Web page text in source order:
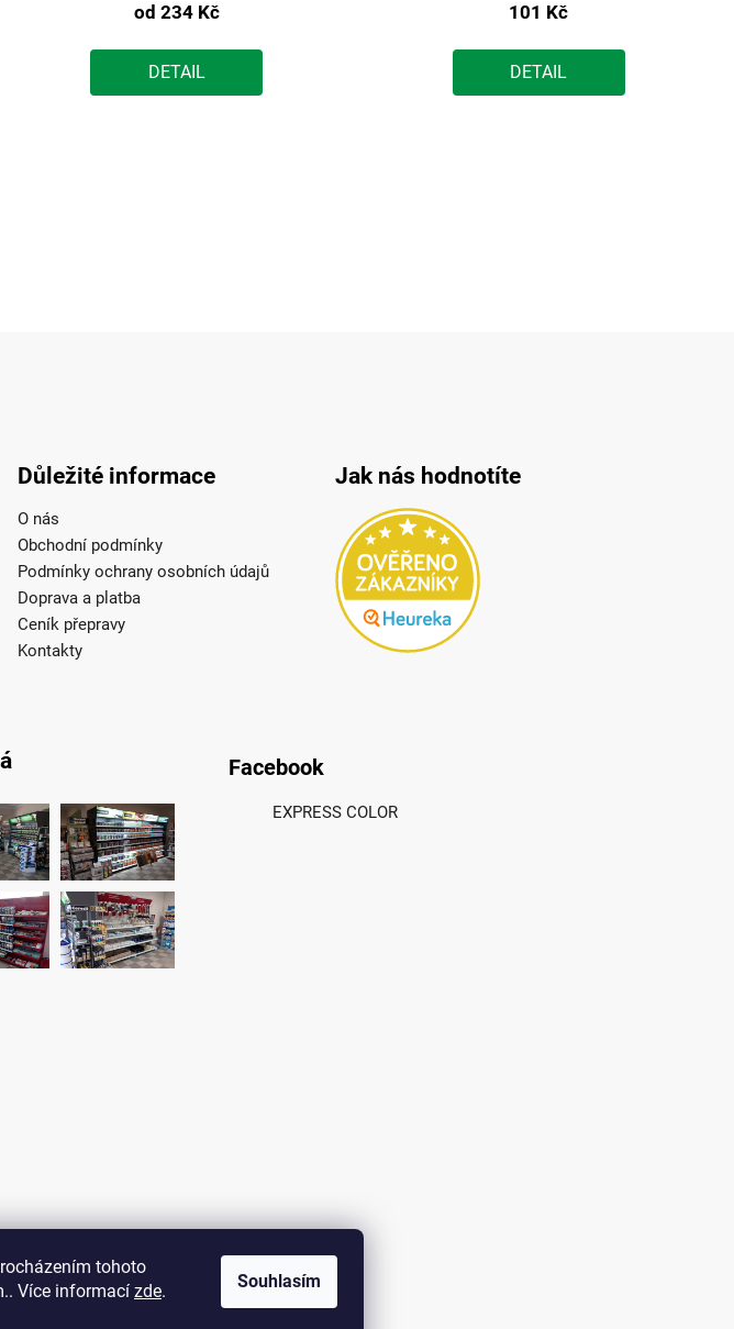
tohoto
Více informací zde. Souhlasím
od 234 Kč
DETAIL
101 Kč
DETAIL
Důležité informace
O nás
Obchodní podmínky
Podmínky ochrany osobních údajů
Doprava a platba
Ceník přepravy
Kontakty
Jak nás hodnotíte
Facebook
EXPRESS COLOR